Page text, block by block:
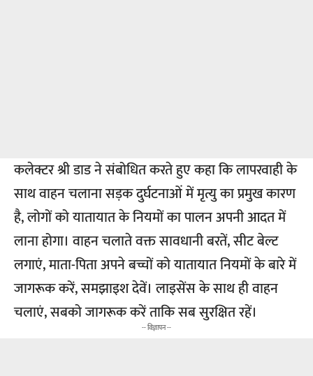
कलेक्टर श्री डाड ने संबोधित करते हुए कहा कि लापरवाही के
साथ वाहन चलाना सड़क दुर्घटनाओं में मृत्यु का प्रमुख कारण
है, लोगों को यातायात के नियमों का पालन अपनी आदत में
लाना होगा। वाहन चलाते वक्त सावधानी बरतें, सीट बेल्ट
लगाएं, माता-पिता अपने बच्चों को यातायात नियमों के बारे में
जागरूक करें, समझाइश देवें। लाइसेंस के साथ ही वाहन
चलाएं, सबको जागरूक करें ताकि सब सुरक्षित रहें।
-- विज्ञापन --